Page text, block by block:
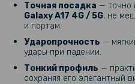
203
Защитное стекло Privacy Full
5G, Black
Точная посадка — точно
Galaxy A17 4G / 5G, не
и портам.
Ударопрочность —
удары при падении.
Тонкий профиль —
сохраняя его элегантный